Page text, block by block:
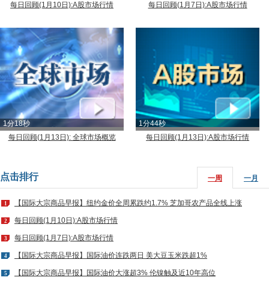
每日回顾(1月10日):A股市场行情
每日回顾(1月7日):A股市场行情
1分18秒
每日回顾(1月13日): 全球市场概览
1分44秒
每日回顾(1月13日):A股市场行情
点击排行 一周 一月
1 【国际大宗商品早报】纽约金价全周累跌约1.7% 芝加哥农产品全线上涨
2 每日回顾(1月10日):A股市场行情
3 每日回顾(1月7日):A股市场行情
4 【国际大宗商品早报】国际油价连跌两日 美大豆玉米跌超1%
5 【国际大宗商品早报】国际油价大涨超3% 伦镍触及近10年高位